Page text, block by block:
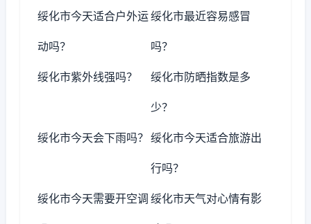
绥化市今天适合户外运
动吗？
绥化市最近容易感冒
吗？
绥化市紫外线强吗？ 绥化市防晒指数是多
少？
绥化市今天会下雨吗？ 绥化市今天适合旅游出
行吗？
绥化市今天需要开空调 绥化市天气对心情有影